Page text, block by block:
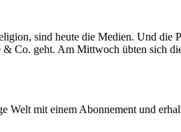
sind heute die Medien. Und die
Co. geht. Am Mittwoch übten sich
mit einem Abonnement und